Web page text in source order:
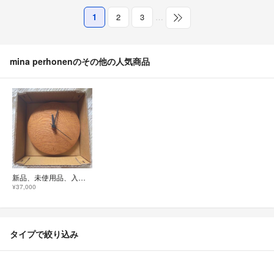
1 2 3 …
mina perhonenのその他の人気商品
新品、未使用品、入手困難、三谷龍二 時計 小
¥37,000
タイプで絞り込み